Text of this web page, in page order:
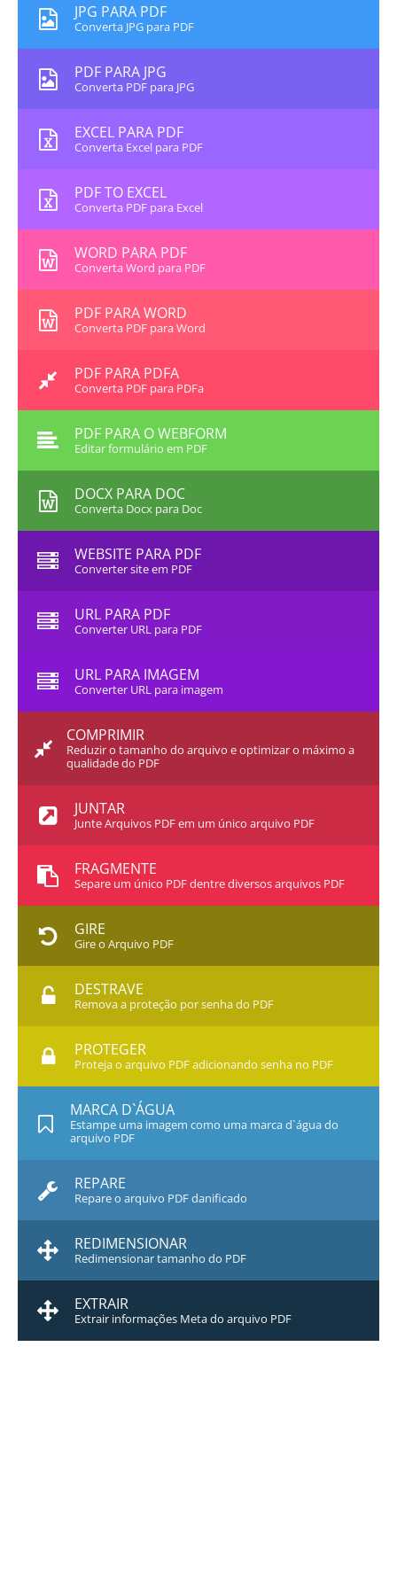
JPG PARA PDF
Converta JPG para PDF
PDF PARA JPG
Converta PDF para JPG
EXCEL PARA PDF
Converta Excel para PDF
PDF TO EXCEL
Converta PDF para Excel
WORD PARA PDF
Converta Word para PDF
PDF PARA WORD
Converta PDF para Word
PDF PARA PDFA
Converta PDF para PDFa
PDF PARA O WEBFORM
Editar formulário em PDF
DOCX PARA DOC
Converta Docx para Doc
WEBSITE PARA PDF
Converter site em PDF
URL PARA PDF
Converter URL para PDF
URL PARA IMAGEM
Converter URL para imagem
COMPRIMIR
Reduzir o tamanho do arquivo e optimizar o máximo a
qualidade do PDF
JUNTAR
Junte Arquivos PDF em um único arquivo PDF
FRAGMENTE
Separe um único PDF dentre diversos arquivos PDF
GIRE
Gire o Arquivo PDF
DESTRAVE
Remova a proteção por senha do PDF
PROTEGER
Proteja o arquivo PDF adicionando senha no PDF
MARCA D`ÁGUA
Estampe uma imagem como uma marca d`água do
arquivo PDF
REPARE
Repare o arquivo PDF danificado
REDIMENSIONAR
Redimensionar tamanho do PDF
EXTRAIR
Extrair informações Meta do arquivo PDF